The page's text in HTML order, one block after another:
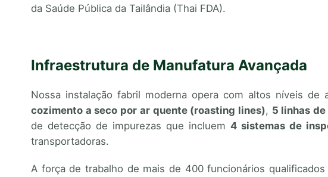
da Saúde Pública da Tailândia (Thai FDA).
Infraestrutura de Manufatura Avançada
Nossa instalação fabril moderna opera com altos níveis de
cozimento a seco por ar quente (roasting lines), 5 linhas
de detecção de impurezas que incluem4 sistemas de
transportadoras.
A força de trabalho de mais de 400 funcionários